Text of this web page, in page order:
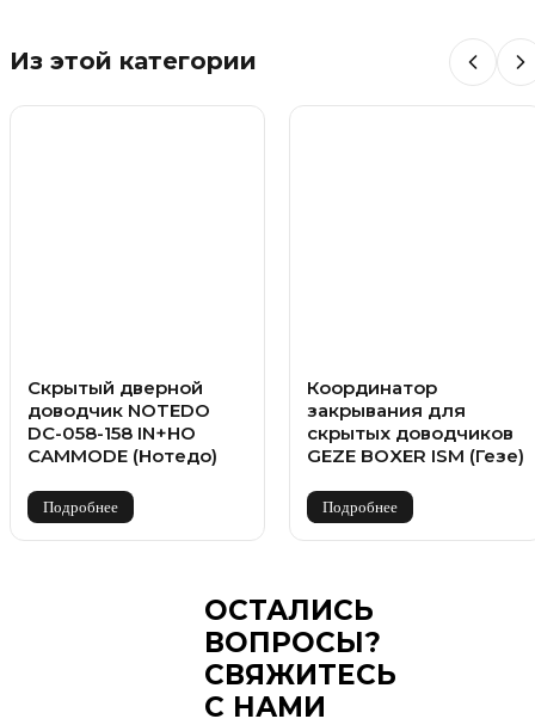
Из этой категории
Скрытый дверной
доводчик NOTEDO
DC-058-158 IN+HO
CAMMODE (Нотедо)
Подробнее
Координатор
закрывания для
скрытых доводчиков
GEZE BOXER ISM (Гезе)
Подробнее
ОСТАЛИСЬ
ВОПРОСЫ?
СВЯЖИТЕСЬ
С НАМИ